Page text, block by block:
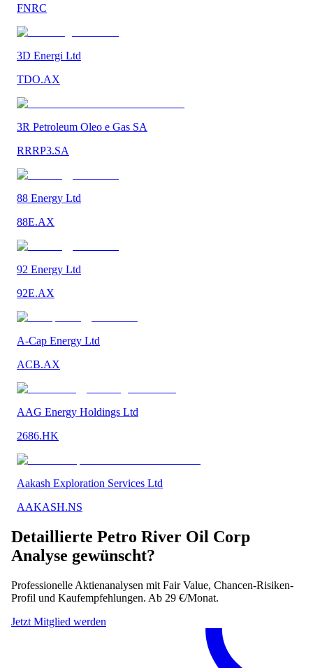
FNRC
3D Energi Ltd
TDO.AX
3R Petroleum Oleo e Gas SA
RRRP3.SA
88 Energy Ltd
88E.AX
92 Energy Ltd
92E.AX
A-Cap Energy Ltd
ACB.AX
AAG Energy Holdings Ltd
2686.HK
Aakash Exploration Services Ltd
AAKASH.NS
Detaillierte Petro River Oil Corp
Analyse gewünscht?
Professionelle Aktienanalysen mit Fair Value, Chancen-Risiken-
Profil und Kaufempfehlungen. Ab 29 €/Monat.
Jetzt Mitglied werden